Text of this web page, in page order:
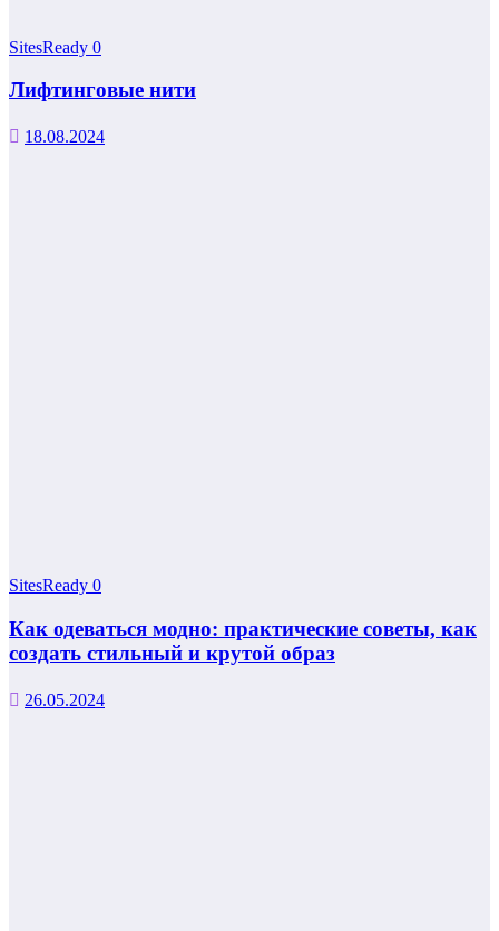
SitesReady 0
Лифтинговые нити
18.08.2024
SitesReady 0
Как одеваться модно: практические советы, как
создать стильный и крутой образ
26.05.2024